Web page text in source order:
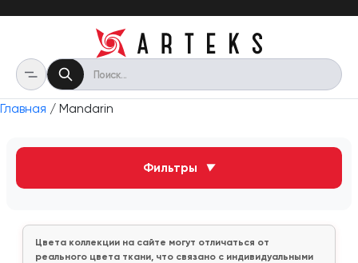
Главная / Mandarin
Фильтры ▼
Цвета коллекции на сайте могут отличаться от
реального цвета ткани, что связано с индивидуальными